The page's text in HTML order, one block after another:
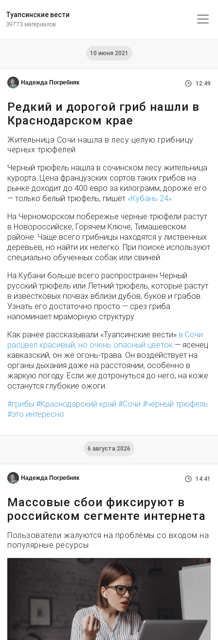
Туапсинские вести
39773 материалов
10 июня 2021
Надежда Погребняк 12:49
Редкий и дорогой гриб нашли в
Краснодарском крае
Жительница Сочи нашла в лесу целую грибницу
черных трюфелей
Черный трюфель нашла в сочинском лесу жительница
курорта. Цена французских сортов таких грибов на
рынке доходит до 400 евро за килограмм, дороже его
— только белый трюфель, пишет «Кубань 24».
На Черноморском побережье черные трюфели растут
в Новороссийске, Горячем Ключе, Тимашевском
районе. Чаще всего грибницы находятся у лиственных
деревьев, но найти их нелегко. При поиске используют
специально обученных собак или свиней.
На Кубани больше всего распространен Черный
русский трюфель или Летний трюфель, которые растут
в известковых почвах вблизи дубов, буков и грабов.
Узнать его достаточно просто — срез гриба
напоминает мраморную структуру.
Как ранее рассказывали «Туапсинские вести» в Сочи
расцвел красивый, но очень опасный цветок — ясенец
кавказский, он же огонь-трава. Он воздействует на
органы дыхания даже на расстоянии, особенно в
жаркую погоду. Если же дотронуться до него, на коже
останутся глубокие ожоги.
грибы
Краснодарский край Сочи
черный трюфель
это интересно
6 августа 2026
Надежда Погребняк 14:41
Массовые сбои фиксируют в
российском сегменте интернета
Пользователи жалуются на проблемы со входом на
популярные ресурсы